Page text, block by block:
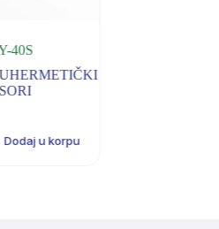
40S
Dodaj u korpu